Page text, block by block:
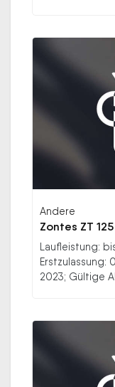
Andere
Zontes ZT 125
Laufleistung:
Erstzulassung:
2023; Gültige